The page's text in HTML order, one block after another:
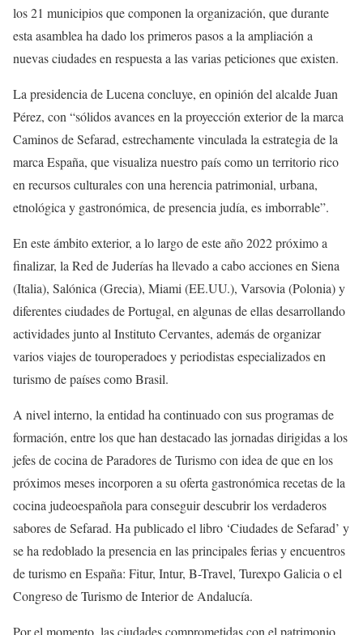
los 21 municipios que componen la organización, que durante
esta asamblea ha dado los primeros pasos a la ampliación a
nuevas ciudades en respuesta a las varias peticiones que existen.
La presidencia de Lucena concluye, en opinión del alcalde Juan
Pérez, con “sólidos avances en la proyección exterior de la marca
Caminos de Sefarad, estrechamente vinculada la estrategia de la
marca España, que visualiza nuestro país como un territorio rico
en recursos culturales con una herencia patrimonial, urbana,
etnológica y gastronómica, de presencia judía, es imborrable”.
En este ámbito exterior, a lo largo de este año 2022 próximo a
finalizar, la Red de Juderías ha llevado a cabo acciones en Siena
(Italia), Salónica (Grecia), Miami (EE.UU.), Varsovia (Polonia) y
diferentes ciudades de Portugal, en algunas de ellas desarrollando
actividades junto al Instituto Cervantes, además de organizar
varios viajes de touroperadoes y periodistas especializados en
turismo de países como Brasil.
A nivel interno, la entidad ha continuado con sus programas de
formación, entre los que han destacado las jornadas dirigidas a los
jefes de cocina de Paradores de Turismo con idea de que en los
próximos meses incorporen a su oferta gastronómica recetas de la
cocina judeoespañola para conseguir descubrir los verdaderos
sabores de Sefarad. Ha publicado el libro ‘Ciudades de Sefarad’ y
se ha redoblado la presencia en las principales ferias y encuentros
de turismo en España: Fitur, Intur, B-Travel, Turexpo Galicia o el
Congreso de Turismo de Interior de Andalucía.